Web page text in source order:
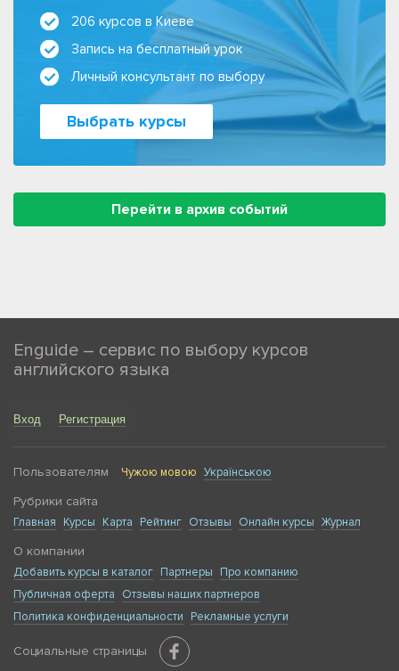
206 курсов в Киеве
Запись на бесплатный урок
Личный консультант по выбору
Выбрать курсы
Перейти в архив событий
Enguide – сервис по выбору курсов
английского языка
Вход Регистрация
Пользователям Чужою мовою Українською
Рубрики сайта
Главная Курсы Карта Рейтинг Отзывы Онлайн курсы Журнал
О компании
Добавить курсы в каталог Партнеры
Про компанию
Публичная оферта
Отзывы наших партнеров
Политика конфиденциальности
Рекламные услуги
Социальные страницы